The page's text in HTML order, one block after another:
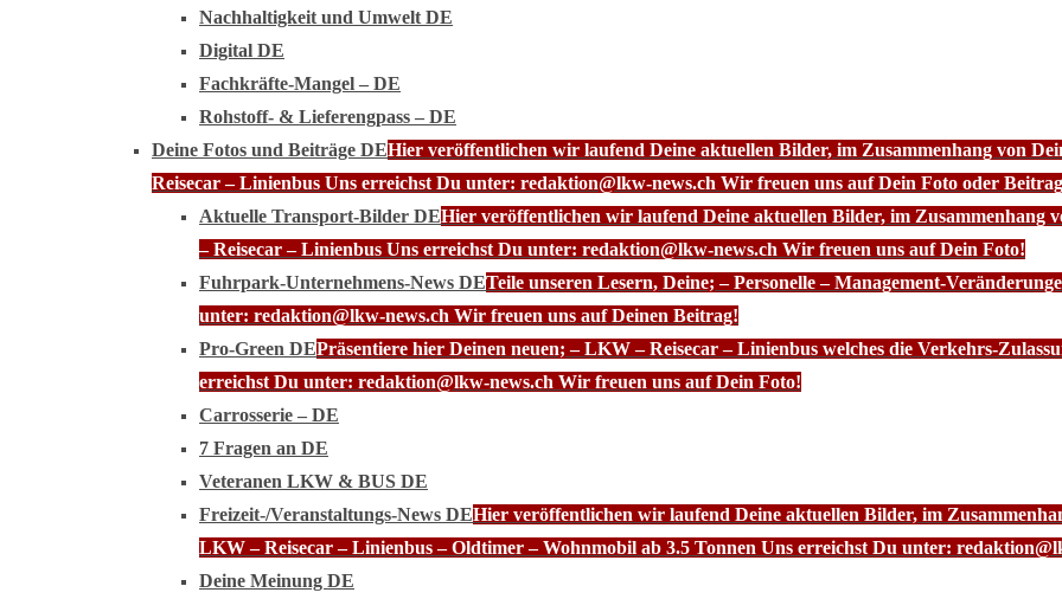
Nachhaltigkeit und Umwelt DE
Digital DE
Fachkräfte-Mangel – DE
Rohstoff- & Lieferengpass – DE
Deine Fotos und Beiträge DEHier veröffentlichen wir laufend Deine aktuellen Bilder, im Zusammenhang von
Reisecar – Linienbus Uns erreichst Du unter: redaktion@lkw-news.ch Wir freuen uns auf Dein Foto oder
Aktuelle Transport-Bilder DEHier veröffentlichen wir laufend Deine aktuellen Bilder, im
– Reisecar – Linienbus Uns erreichst Du unter: redaktion@lkw-news.ch Wir freuen uns auf Dein Foto!
Fuhrpark-Unternehmens-News DETeile unseren Lesern, Deine; – Personelle – Management-
unter: redaktion@lkw-news.ch Wir freuen uns auf Deinen Beitrag!
Pro-Green DEPräsentiere hier Deinen neuen; – LKW – Reisecar – Linienbus welches die Verkehrs-
erreichst Du unter: redaktion@lkw-news.ch Wir freuen uns auf Dein Foto!
Carrosserie – DE
7 Fragen an DE
Veteranen LKW & BUS DE
Freizeit-/Veranstaltungs-News DEHier veröffentlichen wir laufend Deine aktuellen Bilder, im
LKW – Reisecar – Linienbus – Oldtimer – Wohnmobil ab 3.5 Tonnen Uns erreichst Du unter:
Deine Meinung DE